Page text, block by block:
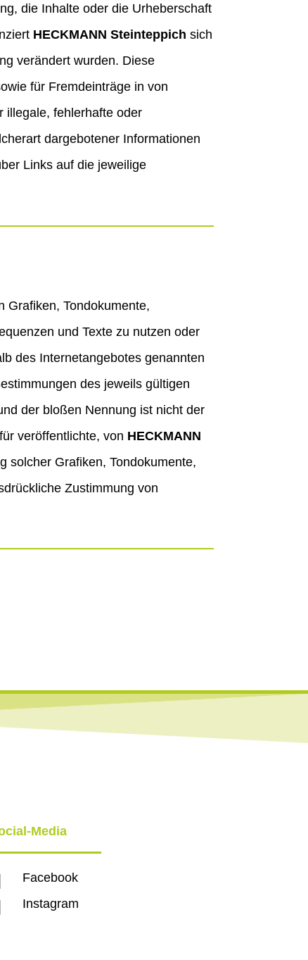
die Inhalte oder die Urheberschaft
HECKMANN Steinteppich sich
verändert wurden. Diese
für Fremdeinträge in von
illegale, fehlerhafte oder
dargebotener Informationen
Links auf die jeweilige
Grafiken, Tondokumente,
und Texte zu nutzen oder
des Internetangebotes genannten
des jeweils gültigen
der bloßen Nennung ist nicht der
veröffentlichte, von HECKMANN
solcher Grafiken, Tondokumente,
Zustimmung von
Media
Facebook
Instagram